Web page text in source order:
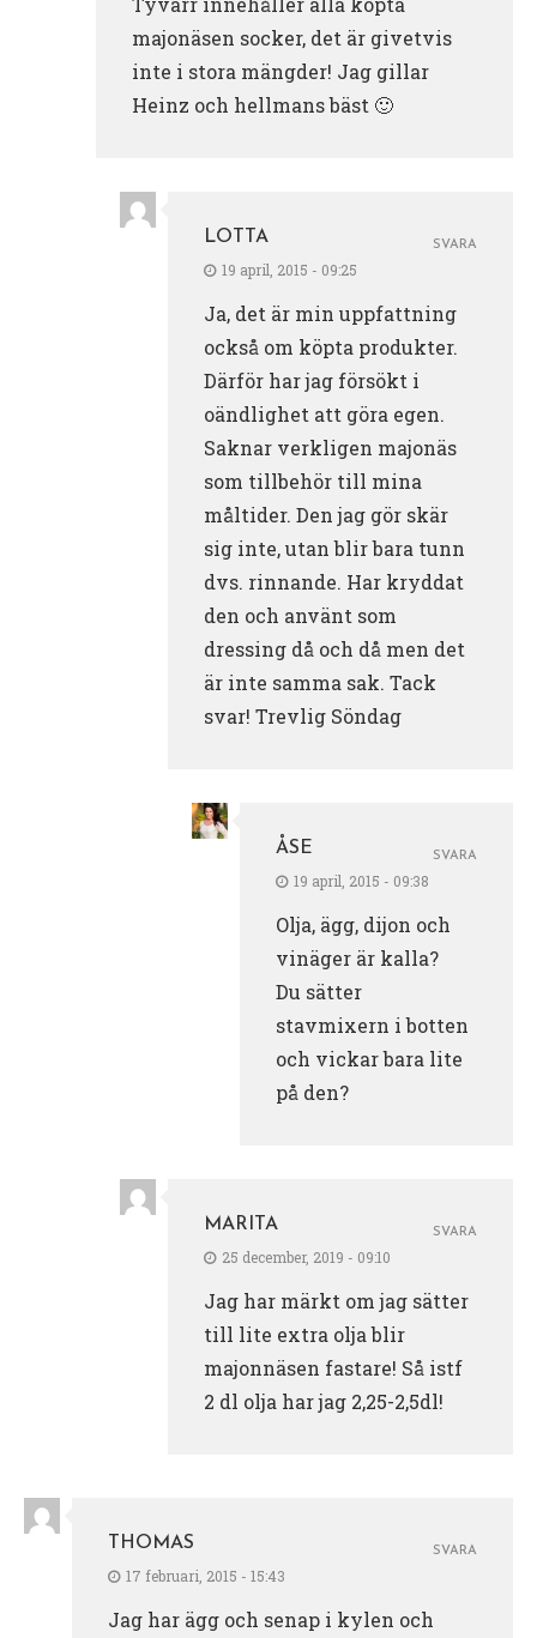
majonäsen socker, det är givetvis
inte i stora mängder! Jag gillar
Heinz och hellmans bäst 🙂
LOTTA
19 april, 2015 - 09:25
Ja, det är min uppfattning
också om köpta produkter.
Därför har jag försökt i
oändlighet att göra egen.
Saknar verkligen majonäs
som tillbehör till mina
måltider. Den jag gör skär
sig inte, utan blir bara tunn
dvs. rinnande. Har kryddat
den och använt som
dressing då och då men det
är inte samma sak. Tack
svar! Trevlig Söndag
SVARA
ÅSE
19 april, 2015 - 09:38
Olja, ägg, dijon och
vinäger är kalla?
Du sätter
stavmixern i botten
och vickar bara lite
på den?
SVARA
MARITA
25 december, 2019 - 09:10
Jag har märkt om jag sätter
till lite extra olja blir
majonnäsen fastare! Så istf
2 dl olja har jag 2,25-2,5dl!
SVARA
THOMAS
17 februari, 2015 - 15:43
Jag har ägg och senap i kylen och
SVARA